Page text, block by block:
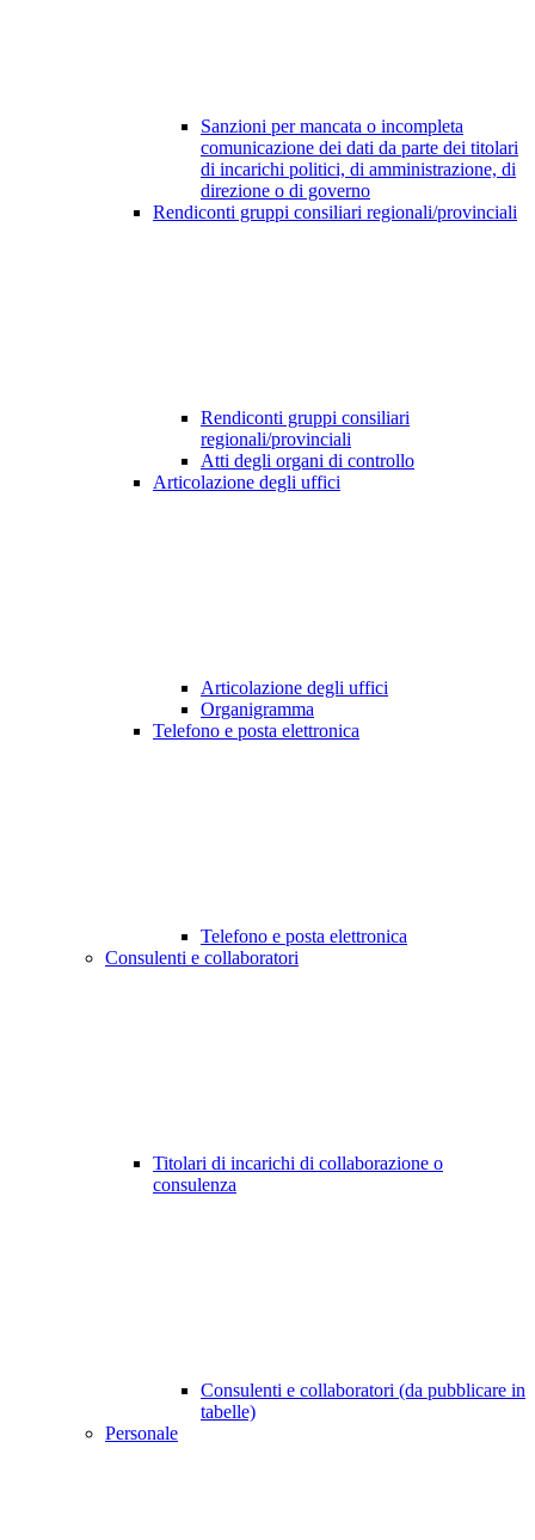
Sanzioni per mancata o incompleta
comunicazione dei dati da parte dei titolari
di incarichi politici, di amministrazione, di
direzione o di governo
Rendiconti gruppi consiliari regionali/provinciali
Rendiconti gruppi consiliari
regionali/provinciali
Atti degli organi di controllo
Articolazione degli uffici
Articolazione degli uffici
Organigramma
Telefono e posta elettronica
Telefono e posta elettronica
Consulenti e collaboratori
Titolari di incarichi di collaborazione o
consulenza
Consulenti e collaboratori (da pubblicare in
tabelle)
Personale